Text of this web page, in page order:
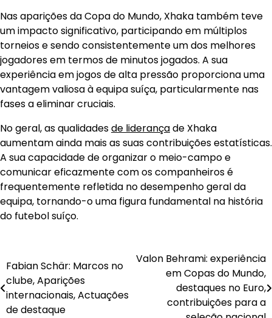
Nas aparições da Copa do Mundo, Xhaka também teve
um impacto significativo, participando em múltiplos
torneios e sendo consistentemente um dos melhores
jogadores em termos de minutos jogados. A sua
experiência em jogos de alta pressão proporciona uma
vantagem valiosa à equipa suíça, particularmente nas
fases a eliminar cruciais.
No geral, as qualidadesde liderançade Xhaka
aumentam ainda mais as suas contribuições estatísticas.
A sua capacidade de organizar o meio-campo e
comunicar eficazmente com os companheiros é
frequentemente refletida no desempenho geral da
equipa, tornando-o uma figura fundamental na história
do futebol suíço.
Post
navigation
Fabian Schär: Marcos no
clube, Aparições
internacionais, Actuações
de destaque
Valon Behrami: experiência
em Copas do Mundo,
destaques no Euro,
contribuições para a